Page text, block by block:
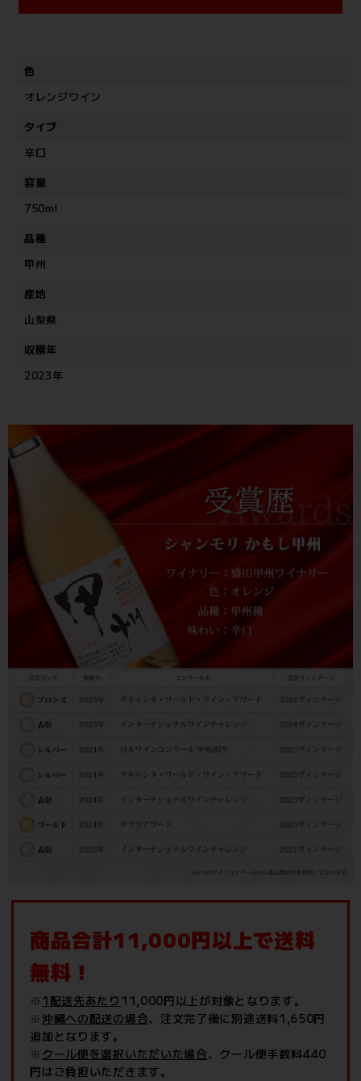
色
オレンジワイン
タイプ
辛口
容量
750ml
品種
甲州
産地
山梨県
収穫年
2023年
商品合計11,000円以上で送料
無料！
※ 1配送先あたり 11,000円以上が対象となります。
※沖縄への配送の場合、注文完了後に別途送料1,650円
追加となります。
※ クール便を選択いただいた場合、クール便手数料440
円はご負担いただきます。